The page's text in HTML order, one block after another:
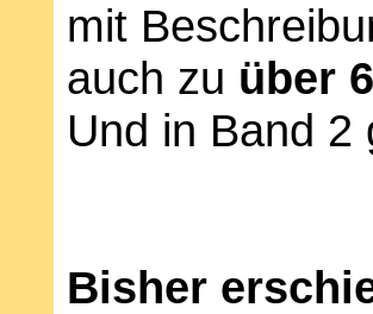
mit
auch zu über
Und in Band 2
Bisher